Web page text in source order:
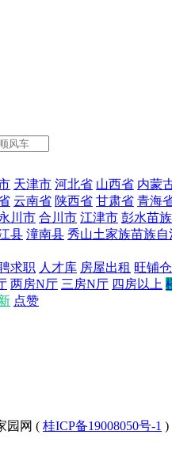
天津市 河北省 山西省 内蒙
云南省 陕西省 甘肃省 青海
川市 合川市 江津市 彭水苗
县 潼南县 秀山土家族苗族自
求职 人才库 房屋出租 旺铺
两房N厅 三房N厅 四房以上
点赞
园网 ( 桂ICP备19008050号-1 )